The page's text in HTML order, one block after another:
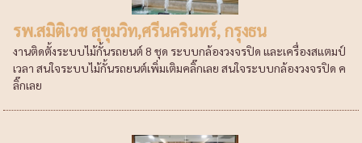
รพ.สมิติเวช สุขุมวิท,ศรีนครินทร์, กรุงธน
งานติดตั้งระบบไม้กั้นรถยนต์ 8 ชุด ระบบกล้องวงจรปิด และเครื่องสแตมป์
เวลา สนใจระบบไม้กั้นรถยนต์เพิ่มเติมคลิ๊กเลย สนใจระบบกล้องวงจรปิด ค
ลิ๊กเลย